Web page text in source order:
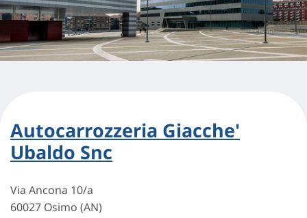
Autocarrozzeria Giacche'
Ubaldo Snc
Via Ancona 10/a
60027 Osimo (AN)